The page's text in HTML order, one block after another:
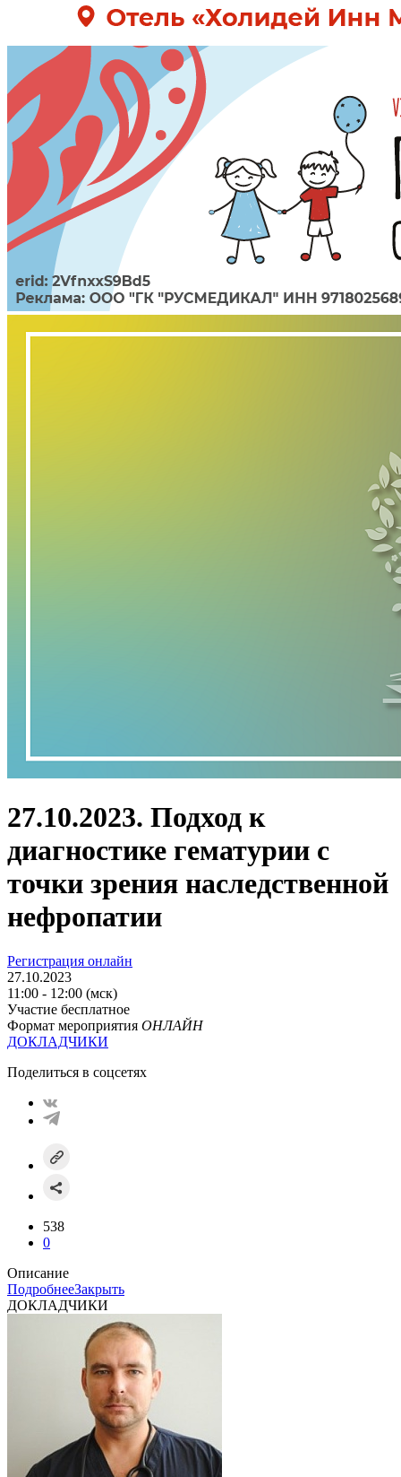
27.10.2023. Подход к
диагностике гематурии с
точки зрения наследственной
нефропатии
Регистрация онлайн
27.10.2023
11:00 - 12:00 (мск)
Участие бесплатное
Формат мероприятия ОНЛАЙН
ДОКЛАДЧИКИ
Поделиться в соцсетях
538
0
Описание
ПодробнееЗакрыть
ДОКЛАДЧИКИ